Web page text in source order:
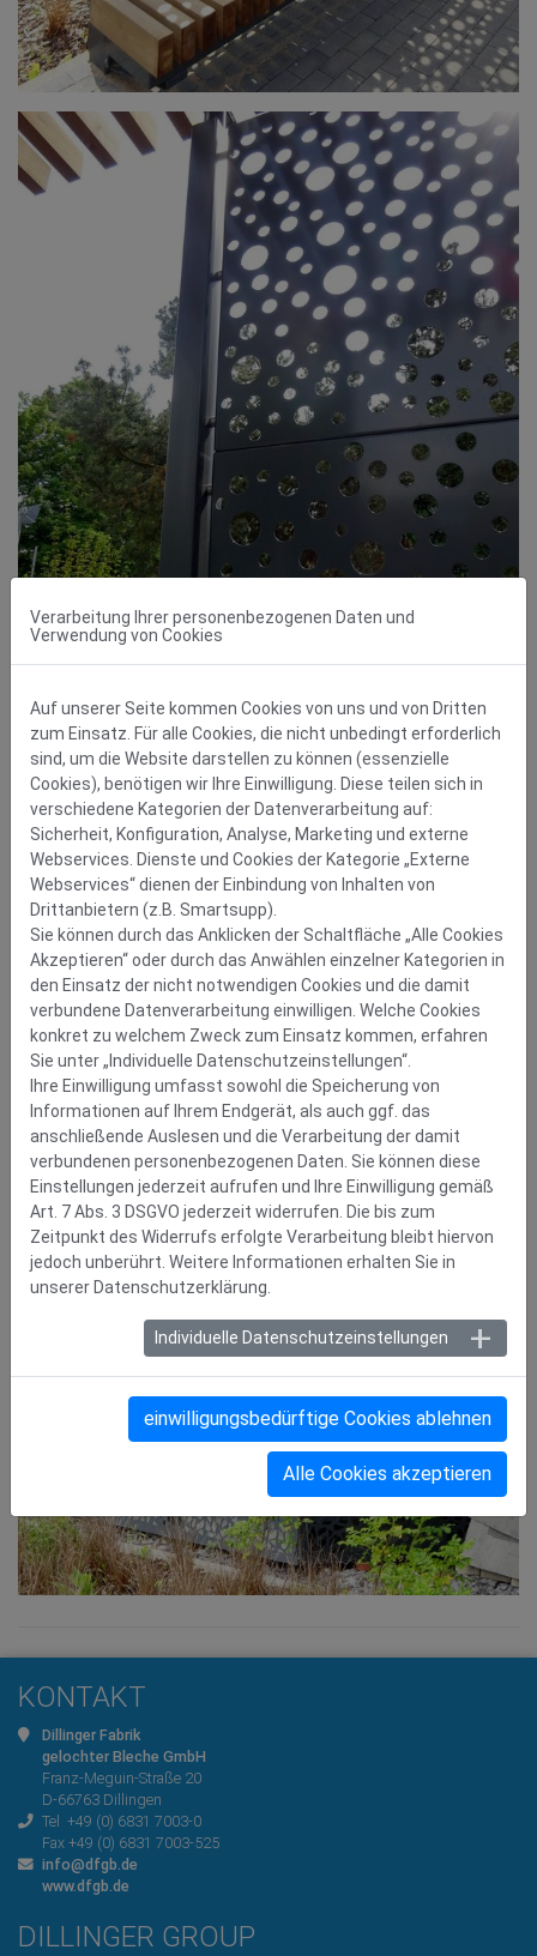
KONTAKT
Dillinger Fabrik
gelochter Bleche GmbH
Franz-Meguin-Straße 20
D-66763 Dillingen
Tel +49 (0) 6831 7003-0
Fax +49 (0) 6831 7003-525
info@dfgb.de
www.dfgb.de
DILLINGER GROUP
Verarbeitung Ihrer personenbezogenen Daten und
Verwendung von Cookies
Auf unserer Seite kommen Cookies von uns und von Dritten
zum Einsatz. Für alle Cookies, die nicht unbedingt erforderlich
sind, um die Website darstellen zu können (essenzielle
Cookies), benötigen wir Ihre Einwilligung. Diese teilen sich in
verschiedene Kategorien der Datenverarbeitung auf:
Sicherheit, Konfiguration, Analyse, Marketing und externe
Webservices. Dienste und Cookies der Kategorie „Externe
Webservices“ dienen der Einbindung von Inhalten von
Drittanbietern (z.B. Smartsupp).
Sie können durch das Anklicken der Schaltfläche „Alle Cookies
Akzeptieren“ oder durch das Anwählen einzelner Kategorien in
den Einsatz der nicht notwendigen Cookies und die damit
verbundene Datenverarbeitung einwilligen. Welche Cookies
konkret zu welchem Zweck zum Einsatz kommen, erfahren
Sie unter „Individuelle Datenschutzeinstellungen“.
Ihre Einwilligung umfasst sowohl die Speicherung von
Informationen auf Ihrem Endgerät, als auch ggf. das
anschließende Auslesen und die Verarbeitung der damit
verbundenen personenbezogenen Daten. Sie können diese
Einstellungen jederzeit aufrufen und Ihre Einwilligung gemäß
Art. 7 Abs. 3 DSGVO jederzeit widerrufen. Die bis zum
Zeitpunkt des Widerrufs erfolgte Verarbeitung bleibt hiervon
jedoch unberührt. Weitere Informationen erhalten Sie in
unserer Datenschutzerklärung.
Individuelle Datenschutzeinstellungen
einwilligungsbedürftige Cookies ablehnen
Alle Cookies akzeptieren